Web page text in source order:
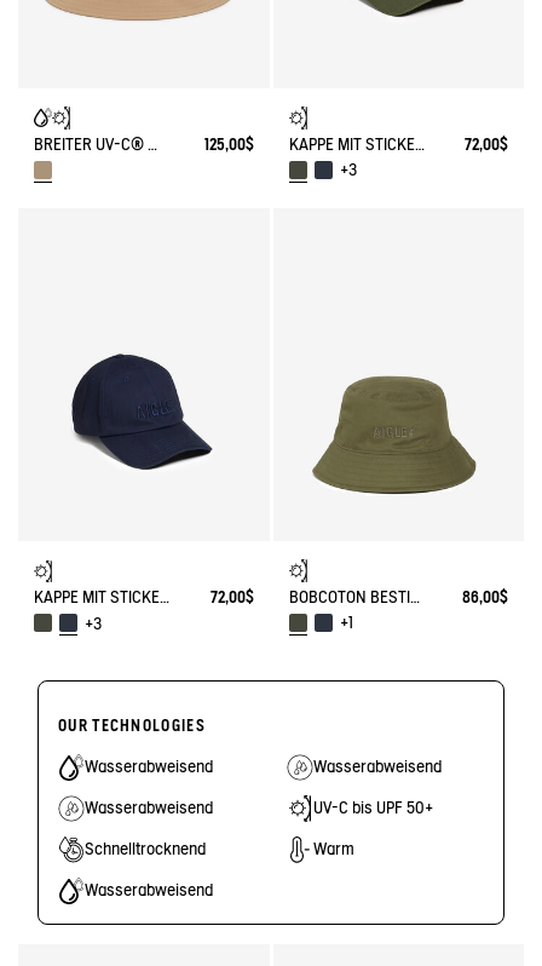
BREITER UV-C® HUT MIT WASSERABWEISENDER BESCHICHTUNG 125,00$ KAPPE MIT STICKEREI
72,00$
+3
KAPPE MIT STICKEREI
72,00$
+3
BOBCOTON BESTICKT UV-C®
86,00$
+1
OUR TECHNOLOGIES
Wasserabweisend Wasserabweisend
Wasserabweisend UV-C bis UPF 50+
Schnelltrocknend Warm
Wasserabweisend